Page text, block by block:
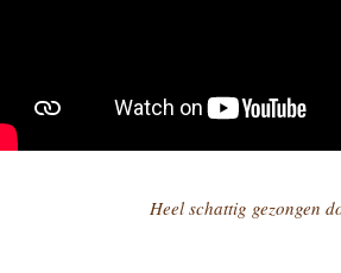
Heel schattig gezongen